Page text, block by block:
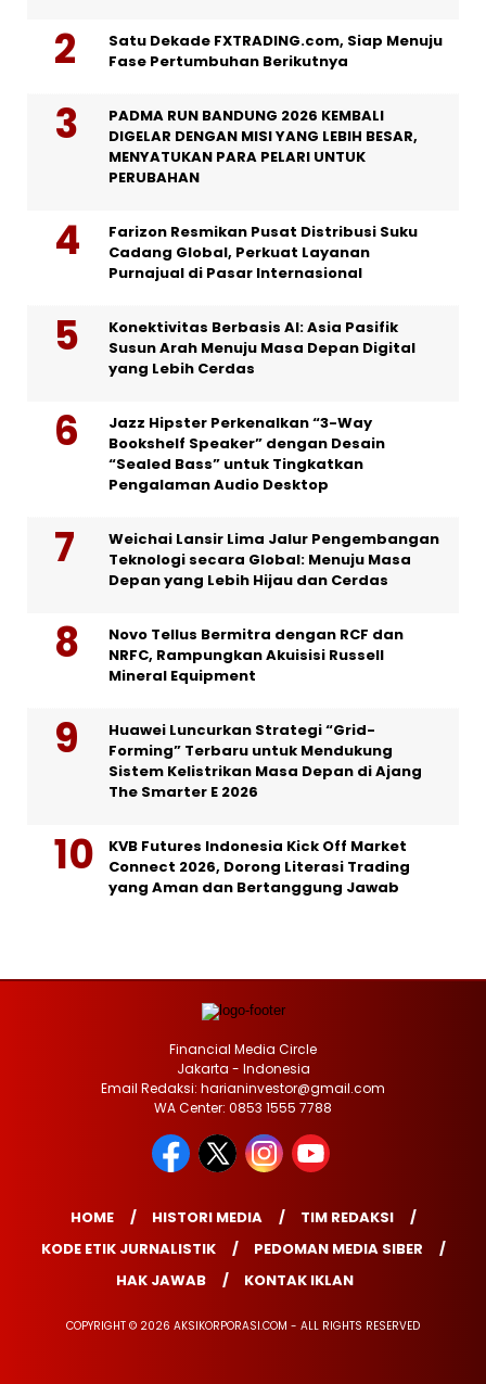
Satu Dekade FXTRADING.com, Siap Menuju
Fase Pertumbuhan Berikutnya
PADMA RUN BANDUNG 2026 KEMBALI
DIGELAR DENGAN MISI YANG LEBIH BESAR,
MENYATUKAN PARA PELARI UNTUK
PERUBAHAN
Farizon Resmikan Pusat Distribusi Suku
Cadang Global, Perkuat Layanan
Purnajual di Pasar Internasional
Konektivitas Berbasis AI: Asia Pasifik
Susun Arah Menuju Masa Depan Digital
yang Lebih Cerdas
Jazz Hipster Perkenalkan “3-Way
Bookshelf Speaker” dengan Desain
“Sealed Bass” untuk Tingkatkan
Pengalaman Audio Desktop
Weichai Lansir Lima Jalur Pengembangan
Teknologi secara Global: Menuju Masa
Depan yang Lebih Hijau dan Cerdas
Novo Tellus Bermitra dengan RCF dan
NRFC, Rampungkan Akuisisi Russell
Mineral Equipment
Huawei Luncurkan Strategi “Grid-
Forming” Terbaru untuk Mendukung
Sistem Kelistrikan Masa Depan di Ajang
The Smarter E 2026
KVB Futures Indonesia Kick Off Market
Connect 2026, Dorong Literasi Trading
yang Aman dan Bertanggung Jawab
Financial Media Circle
Jakarta - Indonesia
Email Redaksi: harianinvestor@gmail.com
WA Center: 0853 1555 7788
HOME HISTORI MEDIA
TIM REDAKSI
KODE ETIK JURNALISTIK
PEDOMAN MEDIA SIBER
HAK JAWAB
KONTAK IKLAN
COPYRIGHT © 2026 AKSIKORPORASI.COM - ALL RIGHTS RESERVED